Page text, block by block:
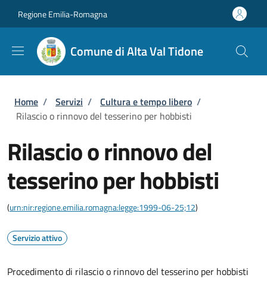
Regione Emilia-Romagna
Comune di Alta Val Tidone
Briciole di pane
Home / Servizi / Cultura e tempo libero /
Rilascio o rinnovo del tesserino per hobbisti
Rilascio o rinnovo del
tesserino per hobbisti
(urn:nir:regione.emilia.romagna:legge:1999-06-25;12)
Servizio attivo
Procedimento di rilascio o rinnovo del tesserino per hobbisti